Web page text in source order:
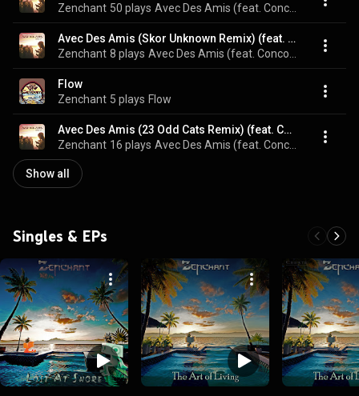
Zenchant 50 plays
Avec Des Amis (Skor Unknown Remix) (feat. Concow)
Zenchant 8 plays
Flow
Zenchant 5 plays Flow
Avec Des Amis (23 Odd Cats Remix) (feat. Concow)
Zenchant 16 plays
Show all
Singles & EPs